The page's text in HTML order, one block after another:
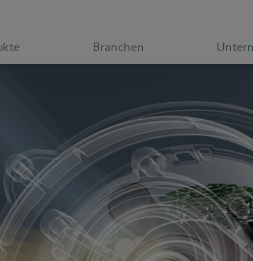
Branchen